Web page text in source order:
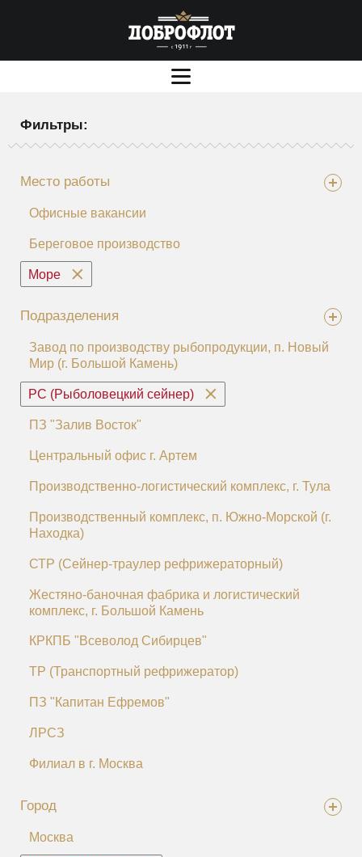
Фильтры:
Место работы
Офисные вакансии
Береговое производство
Море
Подразделения
Завод по производству рыбопродукции, п. Новый
Мир (г. Большой Камень)
РС (Рыболовецкий сейнер)
ПЗ "Залив Восток"
Центральный офис г. Артем
Производственно-логистический комплекс, г. Тула
Производственный комплекс, п. Южно-Морской (г.
Находка)
СТР (Сейнер-траулер рефрижераторный)
Жестяно-баночная фабрика и логистический
комплекс, г. Большой Камень
КРКПБ "Всеволод Сибирцев"
ТР (Транспортный рефрижератор)
ПЗ "Капитан Ефремов"
ЛРСЗ
Филиал в г. Москва
Город
Москва